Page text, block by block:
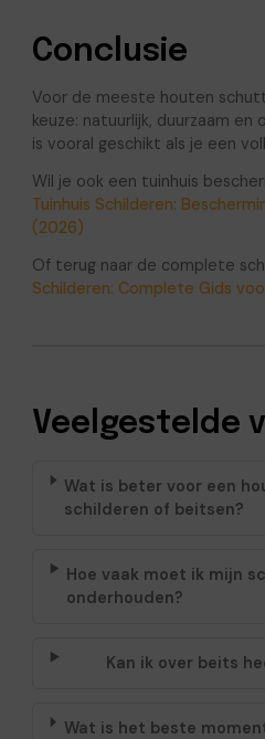
Conclusie
Voor de meeste houten
keuze: natuurlijk, duurzaam en
is vooral geschikt als je een
Wil je ook een tuinhuis
Tuinhuis Schilderen:
(2026)
Of terug naar de complete
Schilderen: Complete Gids
Veelgestelde
Wat is beter voor een
schilderen of beitsen?
Hoe vaak moet ik mijn
onderhouden?
Kan ik over beits
Wat is het beste